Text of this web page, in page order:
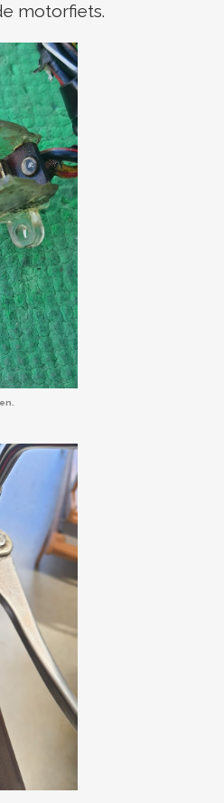
motorfiets.